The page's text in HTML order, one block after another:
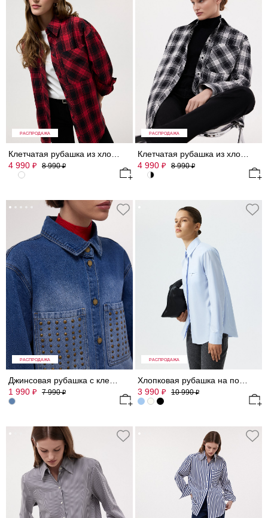
РАСПРОДАЖА
Клетчатая рубашка из хлопка и льна
4 990 ₽ 8 990₽
РАСПРОДАЖА
Клетчатая рубашка из хлопка и льна
4 990 ₽ 8 990₽
РАСПРОДАЖА
1 990 ₽ 7 990₽
РАСПРОДАЖА
3 990 ₽ 10 990₽